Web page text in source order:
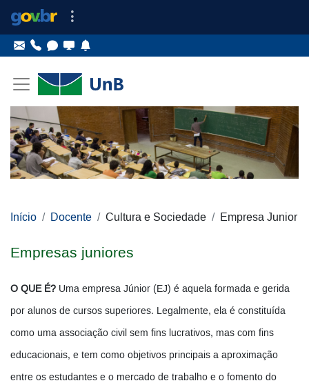
Início
Docente Cultura e Sociedade Empresa Junior
Empresas juniores
O QUE É? Uma empresa Júnior (EJ) é aquela formada e gerida
por alunos de cursos superiores. Legalmente, ela é constituída
como uma associação civil sem fins lucrativos, mas com fins
educacionais, e tem como objetivos principais a aproximação
entre os estudantes e o mercado de trabalho e o fomento do